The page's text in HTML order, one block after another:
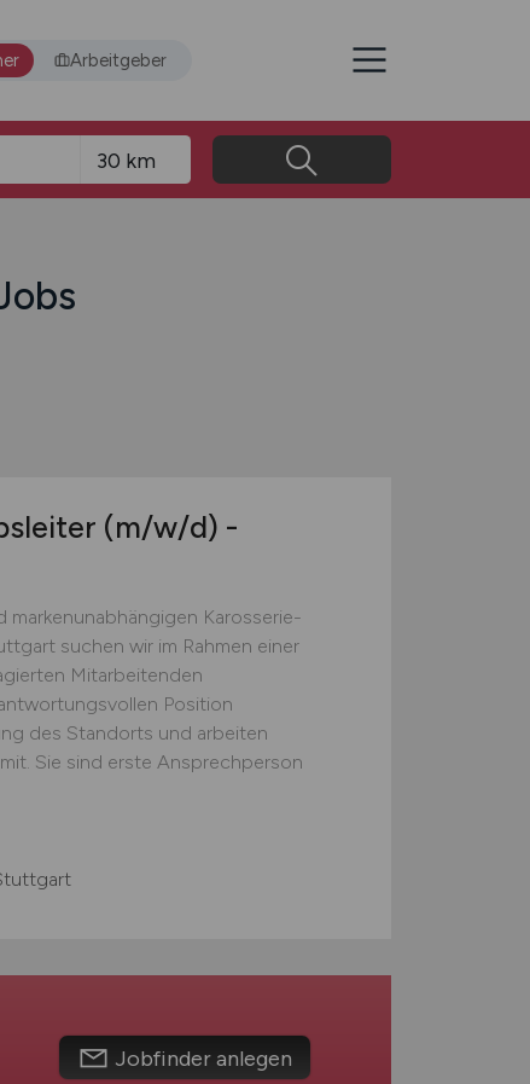
Arbeitgeber
(m/w/d) -
markenunabhängigen Karosserie-
suchen wir im Rahmen einer
Mitarbeitenden
Position
des Standorts und arbeiten
Sie sind erste Ansprechperson
Jobfinder anlegen